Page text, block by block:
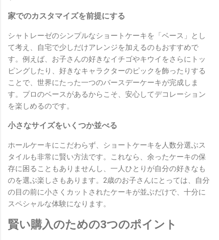
家でのカスタマイズを前提にする
シャトレーゼのシンプルなショートケーキを「ベース」とし
て考え、自宅で少しだけアレンジを加えるのもおすすめで
す。例えば、お子さんの好きなイチゴやキウイをさらにトッ
ピングしたり、好きなキャラクターのピックを飾ったりする
ことで、世界にたった一つのバースデーケーキが完成しま
す。プロのベースがあるからこそ、安心してデコレーション
を楽しめるのです。
小さなサイズをいくつか並べる
ホールケーキにこだわらず、ショートケーキを人数分選ぶス
タイルも非常に賢い方法です。これなら、余ったケーキの保
存に困ることもありませんし、一人ひとりが自分の好きなも
のを選ぶ楽しさもあります。2歳のお子さんにとっては、自分
の目の前に小さくカットされたケーキが並ぶだけで、十分に
スペシャルな体験になります。
賢い購入のための3つのポイント